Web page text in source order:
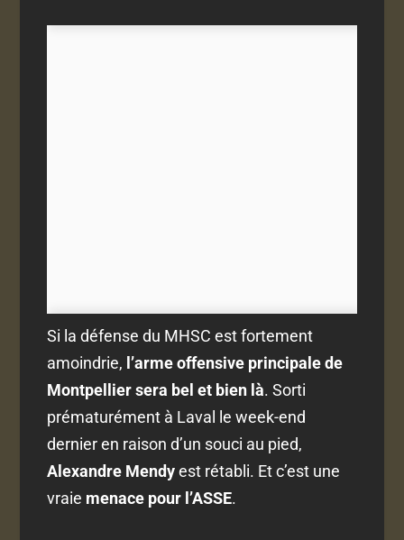
Si la défense du MHSC est fortement
amoindrie, l’arme offensive principale de
Montpellier sera bel et bien là. Sorti
prématurément à Laval le week-end
dernier en raison d’un souci au pied,
Alexandre Mendyest rétabli. Et c’est une
vraie menace pour l’ASSE.